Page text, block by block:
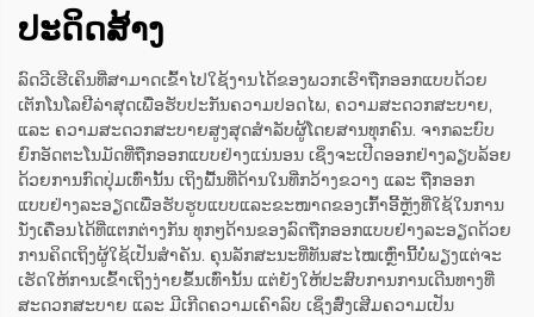
ປະດິດສ້າງ
ລົດວີເຮີເຄິນທີ່ສາມາດເຂົ້າໄປໃຊ້ງານໄດ້ຂອງພວກເຮົາຖືກອອກແບບດ້ວຍ
ເຕັກໂນໂລຢີລ່າສຸດເພື່ອຮັບປະກັນຄວາມປອດໄພ, ຄວາມສະດວກສະບາຍ,
ແລະ ຄວາມສະດວກສະບາຍສູງສຸດສຳລັບຜູ້ໂດຍສານທຸກຄົນ. ຈາກລະບົບ
ຍົກອັດຕະໂນມັດທີ່ຖືກອອກແບບຢ່າງແນ່ນອນ ເຊິ່ງຈະເປີດອອກຢ່າງລຽບລ້ອຍ
ດ້ວຍການກົດປຸ່ມເທົ່ານັ້ນ ເຖິງພື້ນທີ່ດ້ານໃນທີ່ກວ້າງຂວາງ ແລະ ຖືກອອກ
ແບບຢ່າງລະອຽດເພື່ອຮັບຮູບແບບແລະຂະໜາດຂອງເກົ້າອີ້ຫຼັງທີ່ໃຊ້ໃນການ
ນັ່ງເຄື່ອນໄດ້ທີ່ແຕກຕ່າງກັນ ທຸກໆດ້ານຂອງລົດຖືກອອກແບບຢ່າງລະອຽດດ້ວຍ
ການຄິດເຖິງຜູ້ໃຊ້ເປັນສຳຄັນ. ຄຸນລັກສະນະທີ່ທັນສະໄໝເຫຼົ່ານີ້ບໍ່ພຽງແຕ່ຈະ
ເຮັດໃຫ້ການເຂົ້າເຖິງງ່າຍຂຶ້ນເທົ່ານັ້ນ ແຕ່ຍັງໃຫ້ປະສົບການການເດີນທາງທີ່
ສະດວກສະບາຍ ແລະ ມີເກີດຄວາມເຄົາລົບ ເຊິ່ງສົ່ງເສີມຄວາມເປັນ